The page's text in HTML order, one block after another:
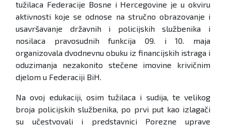
tužilaca Federacije Bosne i Hercegovine je u okviru
aktivnosti koje se odnose na stručno obrazovanje i
usavršavanje državnih i policijskih službenika i
nosilaca pravosudnih funkcija 09. i 10. maja
organizovala dvodnevnu obuku iz financijskih istraga i
oduzimanja nezakonito stečene imovine krivičnim
djelom u Federaciji BiH.
Na ovoj edukaciji, osim tužilaca i sudija, te velikog
broja policijskih službenika, po prvi put kao izlagači
su učestvovali i predstavnici Porezne uprave